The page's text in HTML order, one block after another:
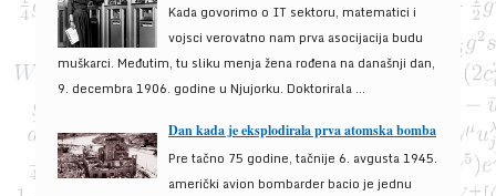
Kada govorimo o IT sektoru, matematici i
vojsci verovatno nam prva asocijacija budu
muškarci. Međutim, tu sliku menja žena rođena na današnji dan,
9. decembra 1906. godine u Njujorku. Doktorirala ...
Dan kada je eksplodirala prva atomska bomba
Pre tačno 75 godine, tačnije 6. avgusta 1945.
američki avion bombarder bacio je jednu